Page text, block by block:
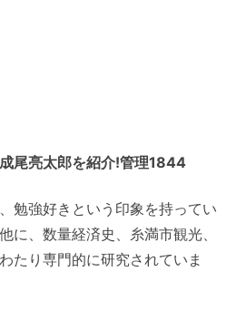
尾亮太郎を紹介!管理1844
勉強好きという印象を持ってい
に、数量経済史、糸満市観光、
たり専門的に研究されていま